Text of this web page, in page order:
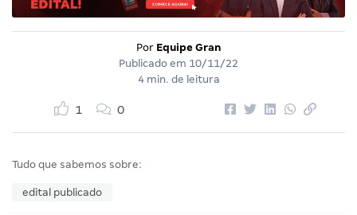
Por Equipe Gran
Publicado em 10/11/22
4 min. de leitura
1 0
Tudo que sabemos sobre:
edital publicado